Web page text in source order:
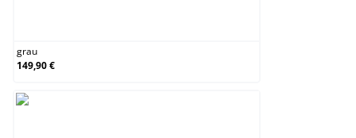
grau
149,90 €